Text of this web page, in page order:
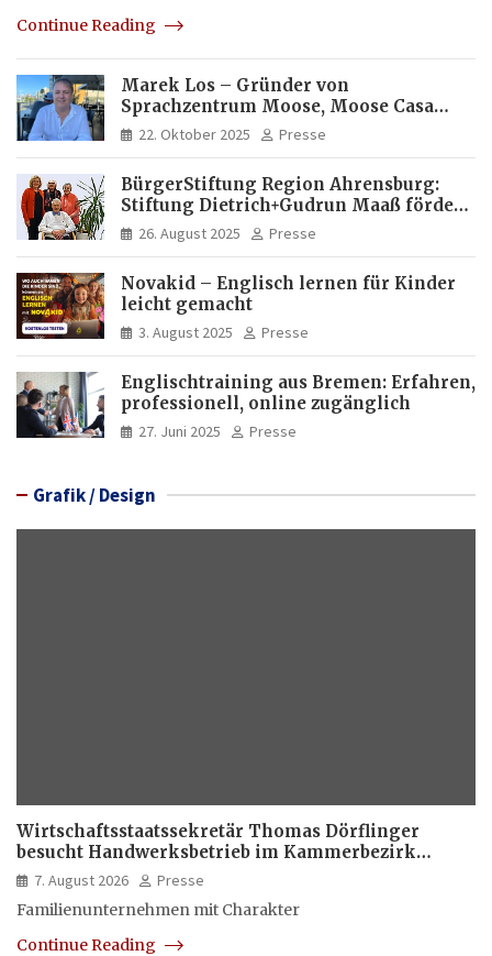
Continue Reading
Marek Los – Gründer von
Sprachzentrum Moose, Moose Casa
Italia und Apartamento Brasil |
Internationaler Experte für Bildung
22. Oktober 2025 Presse
BürgerStiftung Region Ahrensburg:
Stiftung Dietrich+Gudrun Maaß fördert
Deutschkenntnisse von Frauen
26. August 2025 Presse
Novakid – Englisch lernen für Kinder
leicht gemacht
3. August 2025 Presse
Englischtraining aus Bremen: Erfahren,
professionell, online zugänglich
27. Juni 2025 Presse
Grafik / Design
Wirtschaftsstaatssekretär Thomas Dörflinger
besucht Handwerksbetrieb im Kammerbezirk
Freiburg
7. August 2026
Presse
Familienunternehmen mit Charakter
Continue Reading